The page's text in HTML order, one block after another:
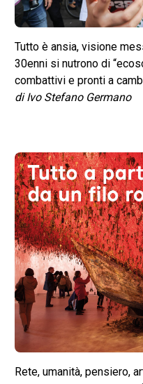
Tutto è ansia, visione
30enni si nutrono di
combattivi e pronti a
di Ivo Stefano Germano
Rete, umanità, pensiero,